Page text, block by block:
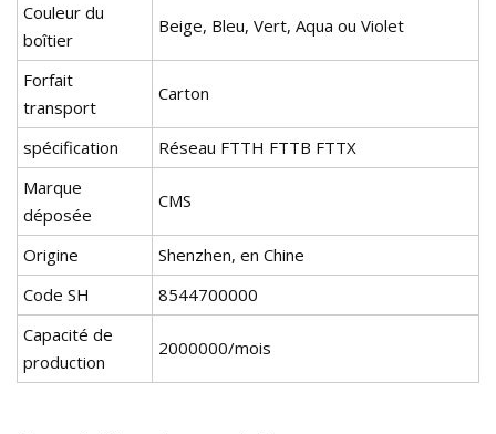
Couleur du
boîtier
Beige, Bleu, Vert, Aqua ou Violet
Forfait
transport
Carton
spécification
Réseau FTTH FTTB FTTX
Marque
déposée
CMS
Origine
Shenzhen, en Chine
Code SH
8544700000
Capacité de
production
2000000/mois